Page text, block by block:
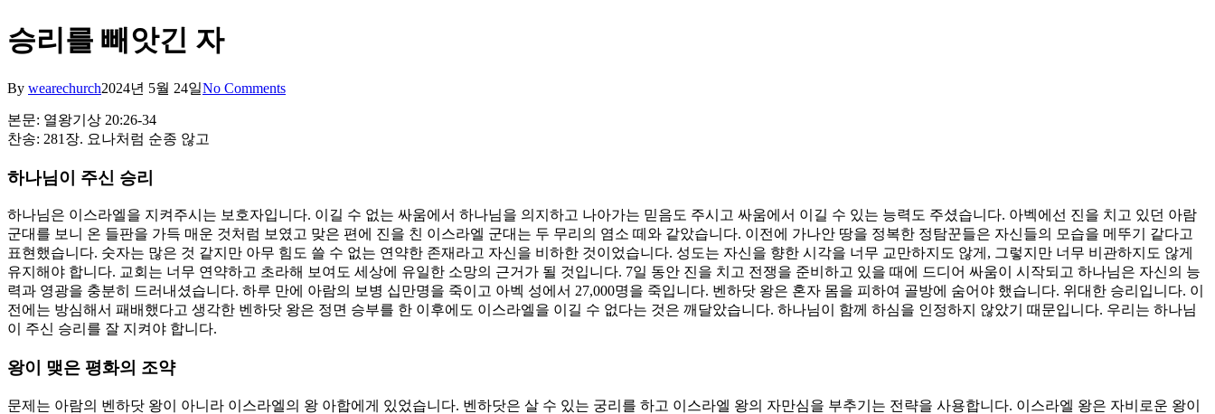
승리를 빼앗긴 자
By wearechurch2024년 5월 24일No Comments
본문: 열왕기상 20:26-34
찬송: 281장. 요나처럼 순종 않고
하나님이 주신 승리
하나님은 이스라엘을 지켜주시는 보호자입니다. 이길 수 없는 싸움에서 하나님을 의지하고 나아가는 믿음도 주시고 싸움에서 이길 수 있는 능력도 주셨습니다. 아벡에선 진을 치고 있던 아람
군대를 보니 온 들판을 가득 매운 것처럼 보였고 맞은 편에 진을 친 이스라엘 군대는 두 무리의 염소 떼와 같았습니다. 이전에 가나안 땅을 정복한 정탐꾼들은 자신들의 모습을 메뚜기 같다고
표현했습니다. 숫자는 많은 것 같지만 아무 힘도 쓸 수 없는 연약한 존재라고 자신을 비하한 것이었습니다. 성도는 자신을 향한 시각을 너무 교만하지도 않게, 그렇지만 너무 비관하지도 않게
유지해야 합니다. 교회는 너무 연약하고 초라해 보여도 세상에 유일한 소망의 근거가 될 것입니다. 7일 동안 진을 치고 전쟁을 준비하고 있을 때에 드디어 싸움이 시작되고 하나님은 자신의 능
력과 영광을 충분히 드러내셨습니다. 하루 만에 아람의 보병 십만명을 죽이고 아벡 성에서 27,000명을 죽입니다. 벤하닷 왕은 혼자 몸을 피하여 골방에 숨어야 했습니다. 위대한 승리입니다. 이
전에는 방심해서 패배했다고 생각한 벤하닷 왕은 정면 승부를 한 이후에도 이스라엘을 이길 수 없다는 것은 깨달았습니다. 하나님이 함께 하심을 인정하지 않았기 때문입니다. 우리는 하나님
이 주신 승리를 잘 지켜야 합니다.
왕이 맺은 평화의 조약
문제는 아람의 벤하닷 왕이 아니라 이스라엘의 왕 아합에게 있었습니다. 벤하닷은 살 수 있는 궁리를 하고 이스라엘 왕의 자만심을 부추기는 전략을 사용합니다. 이스라엘 왕은 자비로운 왕이